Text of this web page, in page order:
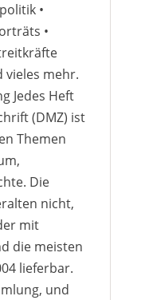
•
•
vieles mehr.
Jedes Heft
(DMZ) ist
Themen
Die
nicht,
mit
die meisten
lieferbar.
und